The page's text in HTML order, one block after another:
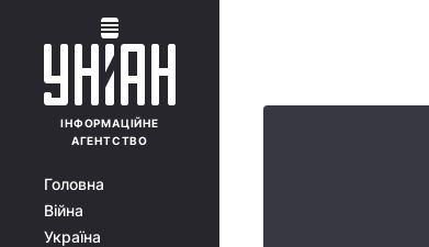
ІНФОРМАЦІЙНЕ
АГЕНТСТВО
Головна
Війна
Україна